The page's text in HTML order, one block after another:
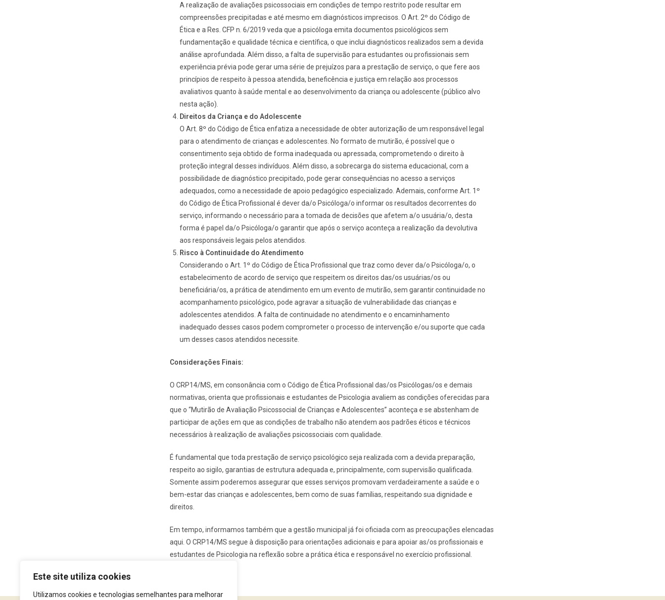
Este site utiliza cookies
Utilizamos cookies e tecnologias semelhantes para melhorar
A realização de avaliações psicossociais em condições de tempo restrito pode resultar em
compreensões precipitadas e até mesmo em diagnósticos imprecisos. O Art. 2º do Código de
Ética e a Res. CFP n. 6/2019 veda que a psicóloga emita documentos psicológicos sem
fundamentação e qualidade técnica e científica, o que inclui diagnósticos realizados sem a devida
análise aprofundada. Além disso, a falta de supervisão para estudantes ou profissionais sem
experiência prévia pode gerar uma série de prejuízos para a prestação de serviço, o que fere aos
princípios de respeito à pessoa atendida, beneficência e justiça em relação aos processos
avaliativos quanto à saúde mental e ao desenvolvimento da criança ou adolescente (público alvo
nesta ação).
Direitos da Criança e do Adolescente
O Art. 8º do Código de Ética enfatiza a necessidade de obter autorização de um responsável legal
para o atendimento de crianças e adolescentes. No formato de mutirão, é possível que o
consentimento seja obtido de forma inadequada ou apressada, comprometendo o direito à
proteção integral desses indivíduos. Além disso, a sobrecarga do sistema educacional, com a
possibilidade de diagnóstico precipitado, pode gerar consequências no acesso a serviços
adequados, como a necessidade de apoio pedagógico especializado. Ademais, conforme Art. 1º
do Código de Ética Profissional é dever da/o Psicóloga/o informar os resultados decorrentes do
serviço, informando o necessário para a tomada de decisões que afetem a/o usuária/o, desta
forma é papel da/o Psicóloga/o garantir que após o serviço aconteça a realização da devolutiva
aos responsáveis legais pelos atendidos.
Risco à Continuidade do Atendimento
Considerando o Art. 1º do Código de Ética Profissional que traz como dever da/o Psicóloga/o, o
estabelecimento de acordo de serviço que respeitem os direitos das/os usuárias/os ou
beneficiária/os, a prática de atendimento em um evento de mutirão, sem garantir continuidade no
acompanhamento psicológico, pode agravar a situação de vulnerabilidade das crianças e
adolescentes atendidos. A falta de continuidade no atendimento e o encaminhamento
inadequado desses casos podem comprometer o processo de intervenção e/ou suporte que cada
um desses casos atendidos necessite.
Considerações Finais:
O CRP14/MS, em consonância com o Código de Ética Profissional das/os Psicólogas/os e demais
normativas, orienta que profissionais e estudantes de Psicologia avaliem as condições oferecidas para
que o “Mutirão de Avaliação Psicossocial de Crianças e Adolescentes” aconteça e se abstenham de
participar de ações em que as condições de trabalho não atendem aos padrões éticos e técnicos
necessários à realização de avaliações psicossociais com qualidade.
É fundamental que toda prestação de serviço psicológico seja realizada com a devida preparação,
respeito ao sigilo, garantias de estrutura adequada e, principalmente, com supervisão qualificada.
Somente assim poderemos assegurar que esses serviços promovam verdadeiramente a saúde e o
bem-estar das crianças e adolescentes, bem como de suas famílias, respeitando sua dignidade e
direitos.
Em tempo, informamos também que a gestão municipal já foi oficiada com as preocupações elencadas
aqui. O CRP14/MS segue à disposição para orientações adicionais e para apoiar as/os profissionais e
estudantes de Psicologia na reflexão sobre a prática ética e responsável no exercício profissional.